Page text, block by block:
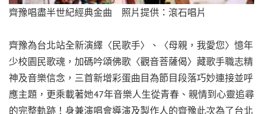
齊豫唱盡半世紀經典金曲 照片提供：滾石唱片
齊豫為台北站全新演繹〈民歌手〉、〈母親，我愛您〉憶年
少校園民歌魂，加碼吟頌佛歌〈觀音菩薩偈〉藏歌手職志精
神及音樂信念，三首新增彩蛋曲目為節目段落巧妙連接並呼
應主題，更乘載著她47年音樂人生從青春、親情到心靈追尋
的完整軌跡！身兼演唱會導演及製作人的齊豫此次為了台北